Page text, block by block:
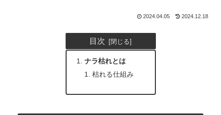
2024.04.05 2024.12.18
目次
ナラ枯れとは
枯れる仕組み